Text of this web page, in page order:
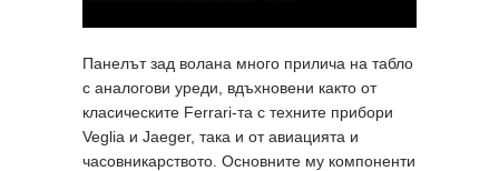
Панелът зад волана много прилича на табло
с аналогови уреди, вдъхновени както от
класическите Ferrari-та с техните прибори
Veglia и Jaeger, така и от авиацията и
часовникарството. Основните му компоненти